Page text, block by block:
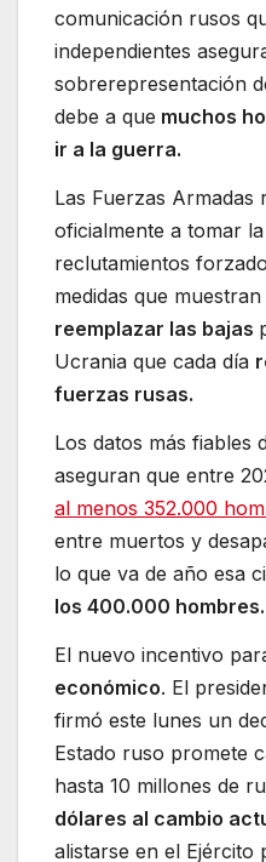
comunicación rusos
independientes
sobrerepresentación
debe a que muchos
ir a la guerra.
Las Fuerzas Armadas
oficialmente a tomar
reclutamientos
medidas que muestran
reemplazar las bajas
Ucrania que cada día
fuerzas rusas.
Los datos más fiables
aseguran que entre
al menos 352.000
entre muertos y
lo que va de año esa
los 400.000 hombres.
El nuevo incentivo
económico. El
firmó este lunes un
Estado ruso promete
hasta 10 millones de
dólares al cambio
alistarse en el Ejército